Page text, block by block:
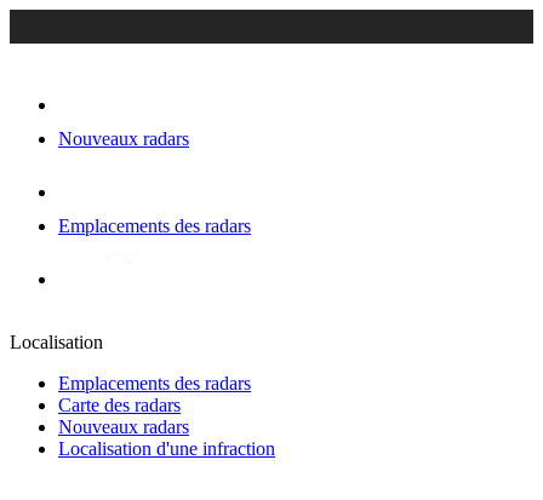
Nouveaux radars
Emplacements des radars
Localisation
Emplacements des radars
Carte des radars
Nouveaux radars
Localisation d'une infraction